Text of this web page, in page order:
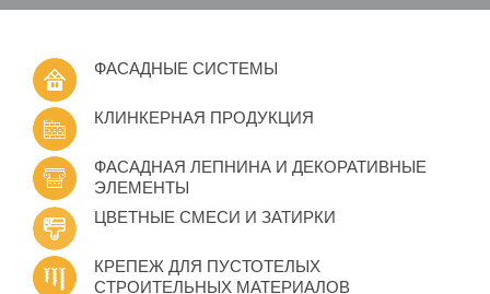
ФАСАДНЫЕ СИСТЕМЫ
КЛИНКЕРНАЯ ПРОДУКЦИЯ
ФАСАДНАЯ ЛЕПНИНА И ДЕКОРАТИВНЫЕ
ЭЛЕМЕНТЫ
ЦВЕТНЫЕ СМЕСИ И ЗАТИРКИ
КРЕПЕЖ ДЛЯ ПУСТОТЕЛЫХ
СТРОИТЕЛЬНЫХ МАТЕРИАЛОВ